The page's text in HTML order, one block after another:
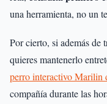
una herramienta, no un
Por cierto, si además de
quieres mantenerlo
perro interactivo Marilin
compañía durante las